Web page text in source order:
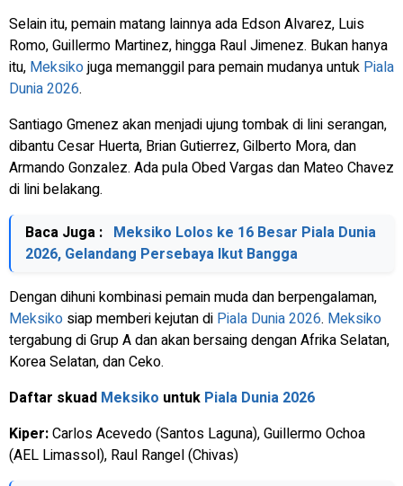
Selain itu, pemain matang lainnya ada Edson Alvarez, Luis
Romo, Guillermo Martinez, hingga Raul Jimenez. Bukan hanya
itu, Meksikojuga memanggil para pemain mudanya untuk Piala
Dunia 2026.
Santiago Gmenez akan menjadi ujung tombak di lini serangan,
dibantu Cesar Huerta, Brian Gutierrez, Gilberto Mora, dan
Armando Gonzalez. Ada pula Obed Vargas dan Mateo Chavez
di lini belakang.
Baca Juga : Meksiko Lolos ke 16 Besar Piala Dunia
2026, Gelandang Persebaya Ikut Bangga
Dengan dihuni kombinasi pemain muda dan berpengalaman,
Meksiko siap memberi kejutan di Piala Dunia 2026. Meksiko
tergabung di Grup A dan akan bersaing dengan Afrika Selatan,
Korea Selatan, dan Ceko.
Daftar skuad Meksiko untuk Piala Dunia 2026
Kiper:Carlos Acevedo (Santos Laguna), Guillermo Ochoa
(AEL Limassol), Raul Rangel (Chivas)